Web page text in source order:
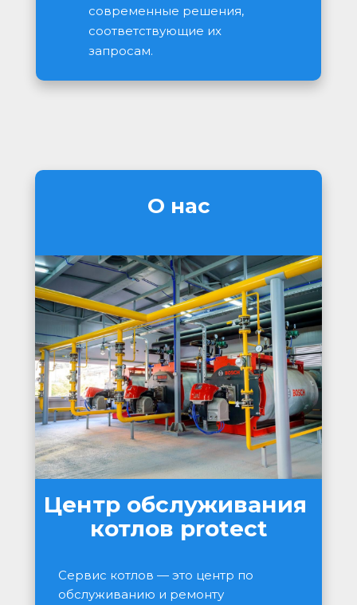
современные решения,
соответствующие их
запросам.
О нас
Центр обслуживания
котлов protect
Сервис котлов — это центр по
обслуживанию и ремонту